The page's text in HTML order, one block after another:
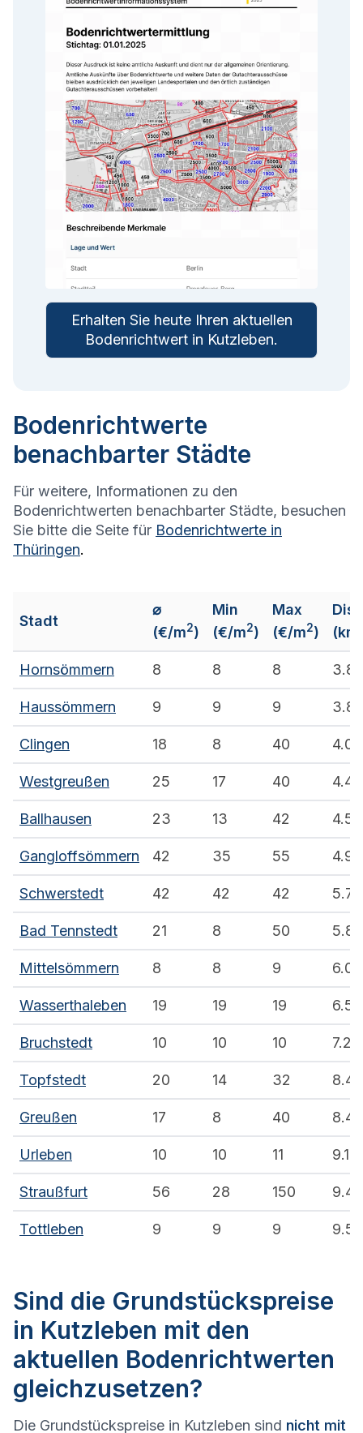
Erhalten Sie heute Ihren aktuellen
Bodenrichtwert in Kutzleben.
Bodenrichtwerte
benachbarter Städte
Für weitere, Informationen zu den
Bodenrichtwerten benachbarter Städte, besuchen
Sie bitte die Seite für Bodenrichtwerte in
Thüringen.
Stadt
⌀
(€/m2)
Min
(€/m2)
Max
(€/m2)
Hornsömmern 8 8 8 3.8
Haussömmern 9 9 9 3.8
Clingen 18 8 40 4.0
Westgreußen 25 17 40 4.4
Ballhausen 23 13 42 4.5
Gangloffsömmern 42 35 55 4.9
Schwerstedt 42 42 42 5.7
Bad Tennstedt 21 8 50 5.8
Mittelsömmern 8 8 9 6.0
Wasserthaleben 19 19 19 6.5
Bruchstedt 10 10 10 7.2
Topfstedt 20 14 32 8.4
Greußen 17 8 40 8.4
Urleben 10 10 11 9.1
Straußfurt 56 28 150 9.4
Tottleben 9 9 9 9.5
Sind die Grundstückspreise
in Kutzleben mit den
aktuellen Bodenrichtwerten
gleichzusetzen?
Die Grundstückspreise in Kutzleben sind nicht mit